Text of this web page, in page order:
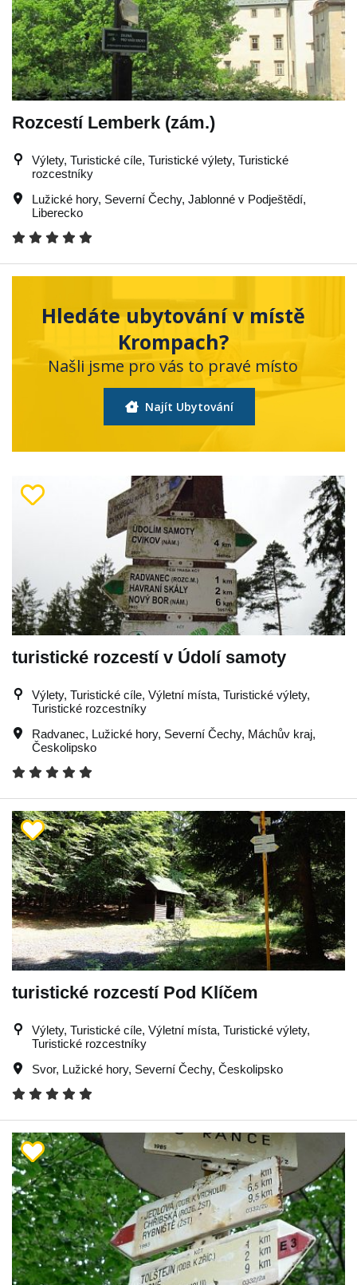
Rozcestí Lemberk (zám.)
Výlety, Turistické cíle, Turistické výlety, Turistické
rozcestníky
Lužické hory, Severní Čechy, Jablonné v Podještědí,
Liberecko
Hledáte ubytování v místě
Krompach?
Našli jsme pro vás to pravé místo
Najít Ubytování
turistické rozcestí v Údolí samoty
Výlety, Turistické cíle, Výletní místa, Turistické výlety,
Turistické rozcestníky
Radvanec, Lužické hory, Severní Čechy, Máchův kraj,
Českolipsko
turistické rozcestí Pod Klíčem
Výlety, Turistické cíle, Výletní místa, Turistické výlety,
Turistické rozcestníky
Svor, Lužické hory, Severní Čechy, Českolipsko